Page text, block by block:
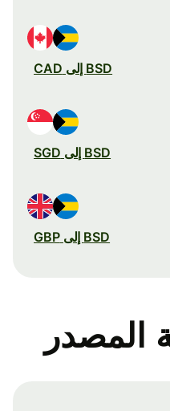
BSD إلى CAD
BSD إلى SGD
BSD إلى GBP
المصدر